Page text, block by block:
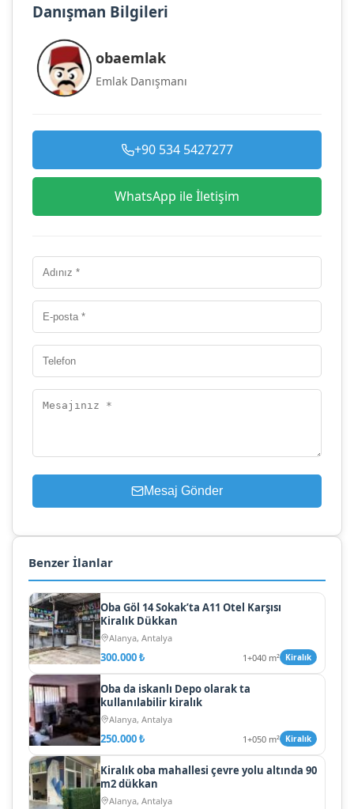
Danışman Bilgileri
obaemlak
Emlak Danışmanı
+90 534 5427277
WhatsApp ile İletişim
Mesaj Gönder
Benzer İlanlar
Oba Göl 14 Sokak’ta A11 Otel Karşısı
Kiralık Dükkan
Alanya, Antalya
300.000 ₺ 1+040 m² Kiralık
Oba da iskanlı Depo olarak ta
kullanılabilir kiralık
Alanya, Antalya
250.000 ₺ 1+050 m² Kiralık
Kiralık oba mahallesi çevre yolu altında 90
m2 dükkan
Alanya, Antalya